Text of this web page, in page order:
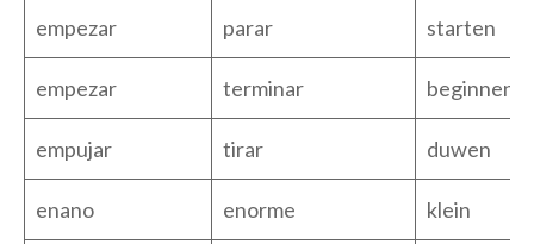
empezar parar starten
empezar terminar beginnen
empujar tirar duwen
enano enorme klein